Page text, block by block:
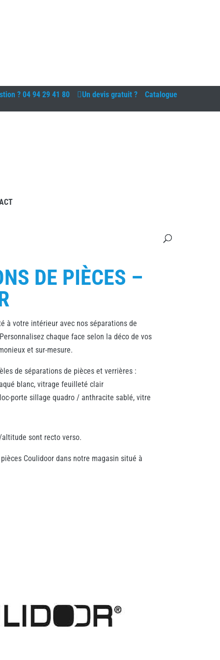
? 04 94 29 41 80 Un devis gratuit ? Catalogue
DE PIÈCES –
à votre intérieur avec nos séparations de
chaque face selon la déco de vos
et sur-mesure.
de séparations de pièces et verrières :
blanc, vitrage feuilleté clair
porte sillage quadro / anthracite sablé, vitre
sont recto verso.
Coulidoor dans notre magasin situé à